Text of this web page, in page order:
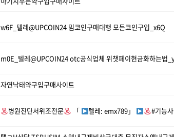
w6F_텔레@UPCOIN24 밈코인구매대행 모든코인구입_x6Q
m0E_텔레@UPCOIN24 otc공식업체 위챗페이현금화하는법
자연낙태약구입구매사이트
병원진단서위조전문 「 텔레: emx789」 #기능사